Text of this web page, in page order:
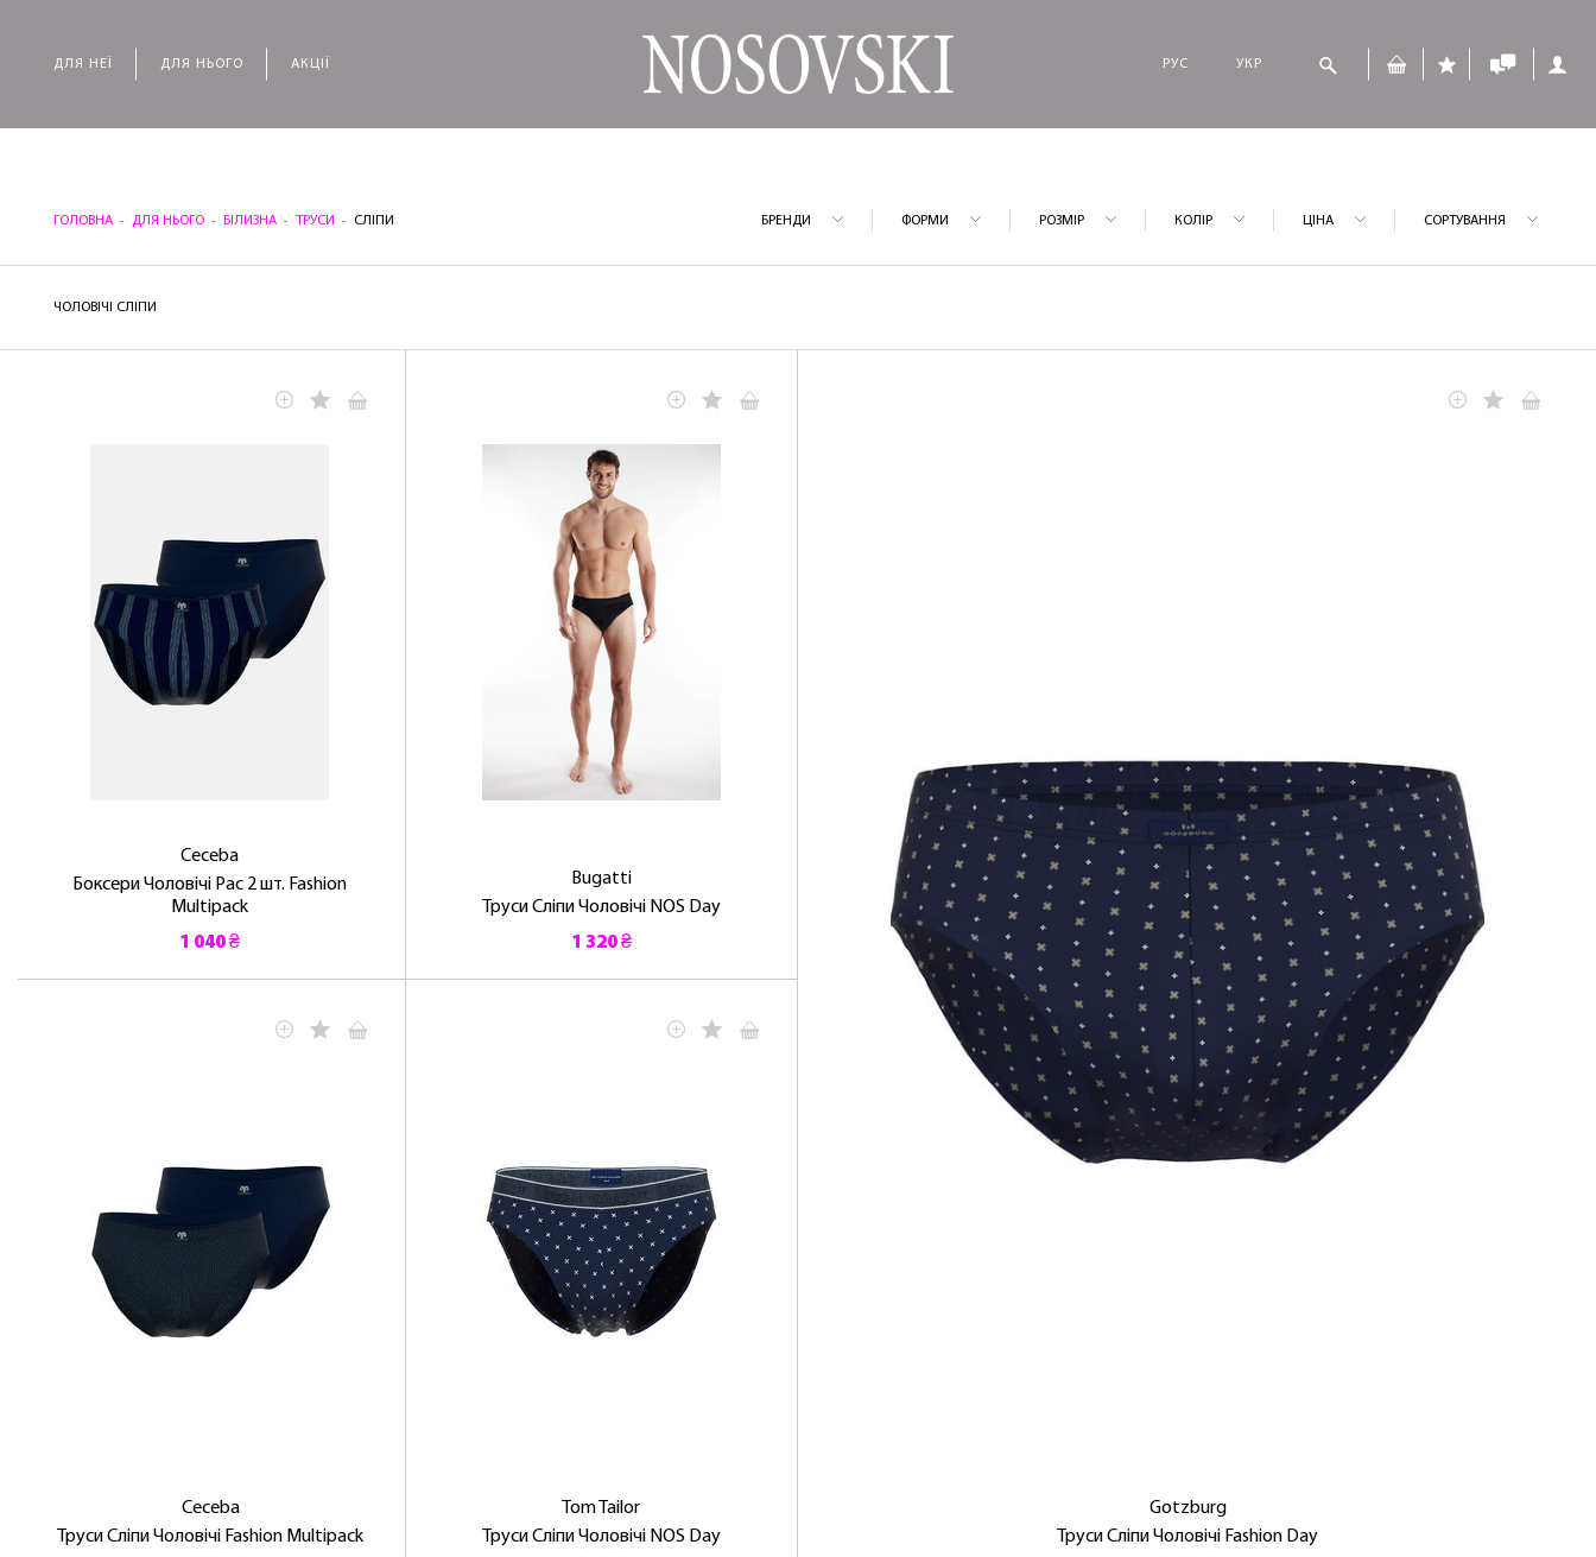
ДЛЯ НЕЇ ДЛЯ НЬОГО АКЦІЇ РУС УКР
ГОЛОВНА ДЛЯ НЬОГО БІЛИЗНА ТРУСИ СЛІПИ БРЕНДИ ФОРМИ РОЗМІР КОЛІР ЦІНА СОРТУВАННЯ
ЧОЛОВІЧІ СЛІПИ
Ceceba
Боксери Чоловічі Pac 2 шт. Fashion
Multipack
1 040 ₴
Bugatti
Труси Сліпи Чоловічі NOS Day
1 320 ₴
Gotzburg
Труси Сліпи Чоловічі Fashion Day
Ceceba
Труси Сліпи Чоловічі Fashion Multipack
Tom Tailor
Труси Сліпи Чоловічі NOS Day